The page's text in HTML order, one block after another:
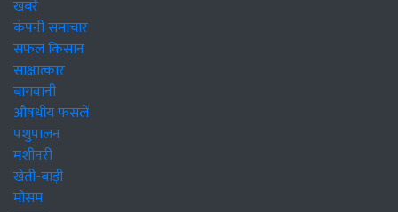
खबरें
कंपनी समाचार
सफल किसान
साक्षात्कार
बागवानी
औषधीय फसलें
पशुपालन
मशीनरी
खेती-बाड़ी
मौसम